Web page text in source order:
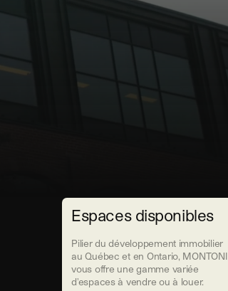
Espaces disponibles
Pilier du développement immobilier
au Québec et en Ontario, MONTONI
vous offre une gamme variée
d'espaces à vendre ou à louer.